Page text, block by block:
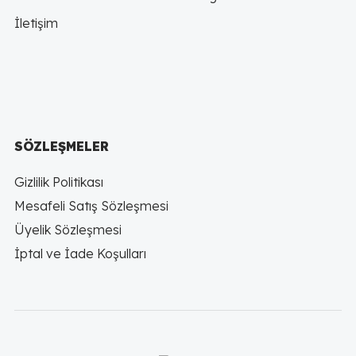
İletişim
SÖZLEŞMELER
Gizlilik Politikası
Mesafeli Satış Sözleşmesi
Üyelik Sözleşmesi
İptal ve İade Koşulları